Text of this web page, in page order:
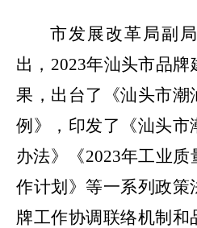
市发展改革局副
出， 2023年汕头市品牌
果，出台了《汕头市潮
例》，印发了《汕头市
办法》《2023年工业质
作计划》等一系列政策
牌工作协调联络机制和